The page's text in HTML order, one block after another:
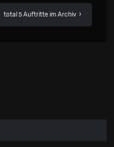
total 5 Auftritte im Archiv ›